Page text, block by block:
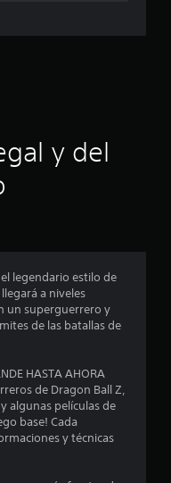
a
ó
r
o
m
d
i
o
y del
el legendario estilo de
a niveles
un superguerrero y
de las batallas de
HASTA AHORA
de Dragon Ball Z,
algunas películas de
base! Cada
y técnicas